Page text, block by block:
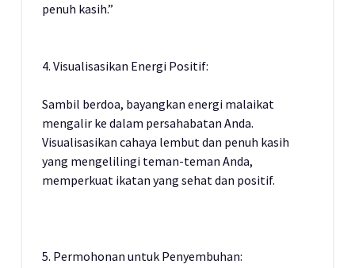
penuh kasih.”
4. Visualisasikan Energi Positif:
Sambil berdoa, bayangkan energi malaikat
mengalir ke dalam persahabatan Anda.
Visualisasikan cahaya lembut dan penuh kasih
yang mengelilingi teman-teman Anda,
memperkuat ikatan yang sehat dan positif.
5. Permohonan untuk Penyembuhan: